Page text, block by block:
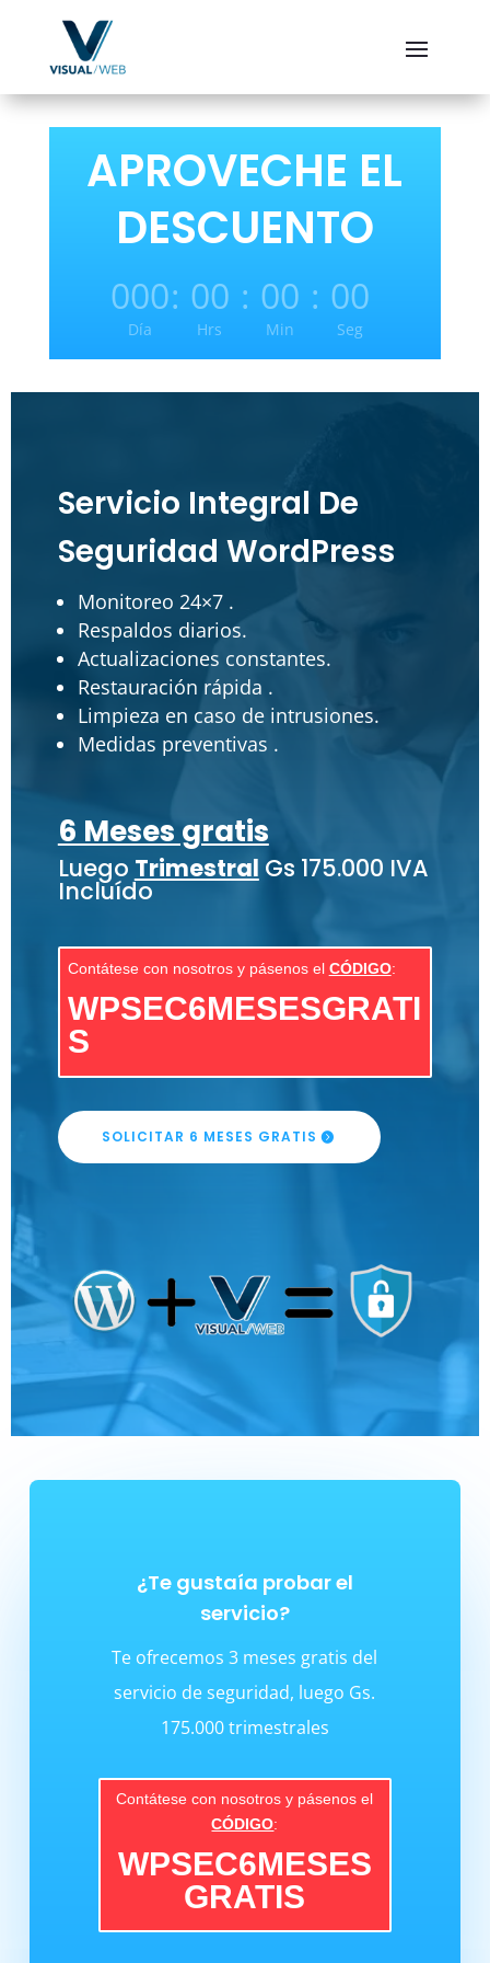
APROVECHE EL
DESCUENTO
000
Día
: 00
Hrs
: 00
Min
: 00
Seg
Servicio Integral De
Seguridad WordPress
Monitoreo 24×7 .
Respaldos diarios.
Actualizaciones constantes.
Restauración rápida .
Limpieza en caso de intrusiones.
Medidas preventivas .
6 Meses gratis
Luego Trimestral Gs 175.000 IVA
Incluído
Contátese con nosotros y pásenos el CÓDIGO:
WPSEC6MESESGRATI
S
SOLICITAR 6 MESES GRATIS
¿Te gustaía probar el
servicio?
Te ofrecemos 3 meses gratis del
servicio de seguridad, luego Gs.
175.000 trimestrales
Contátese con nosotros y pásenos el
CÓDIGO:
WPSEC6MESES
GRATIS